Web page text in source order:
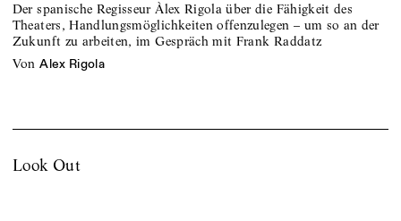
Der spanische Regisseur Àlex Rigola über die Fähigkeit des
Theaters, Handlungsmöglichkeiten offenzulegen – um so an der
Zukunft zu arbeiten, im Gespräch mit Frank Raddatz
von Alex Rigola
Look Out